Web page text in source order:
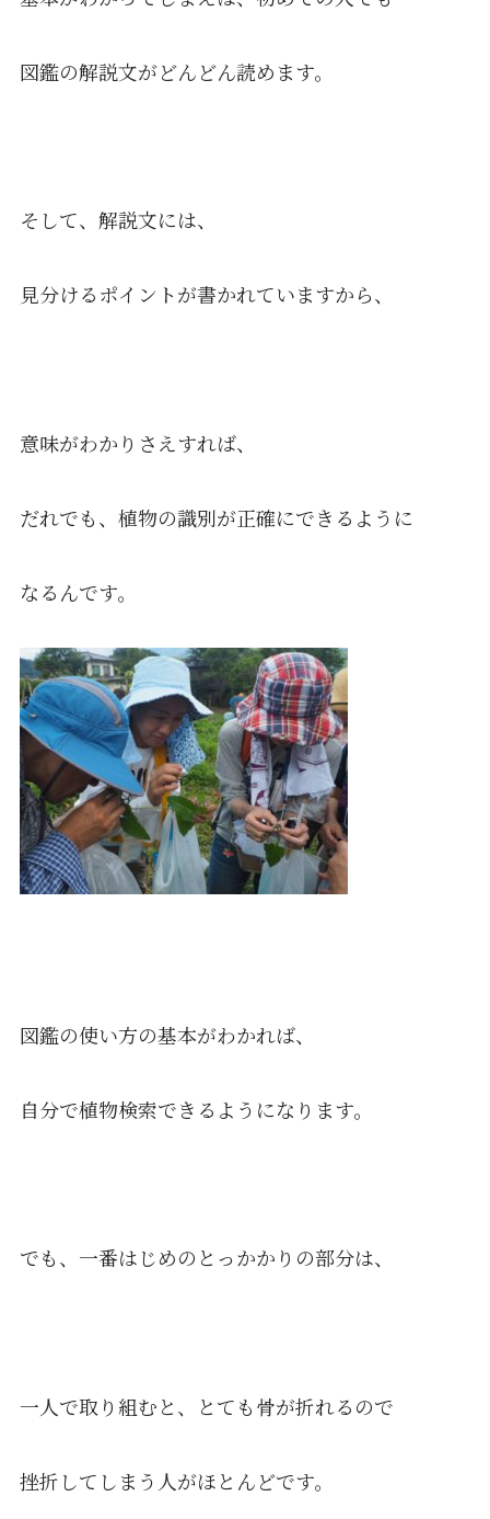
図鑑の解説文がどんどん読めます。
そして、解説文には、
見分けるポイントが書かれていますから、
意味がわかりさえすれば、
だれでも、植物の識別が正確にできるように
なるんです。
図鑑の使い方の基本がわかれば、
自分で植物検索できるようになります。
でも、一番はじめのとっかかりの部分は、
一人で取り組むと、とても骨が折れるので
挫折してしまう人がほとんどです。